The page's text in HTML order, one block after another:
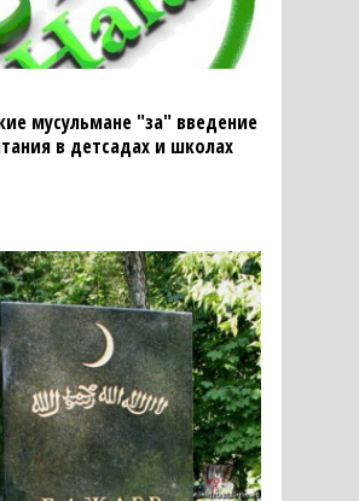
мусульмане "за" введение
в детсадах и школах